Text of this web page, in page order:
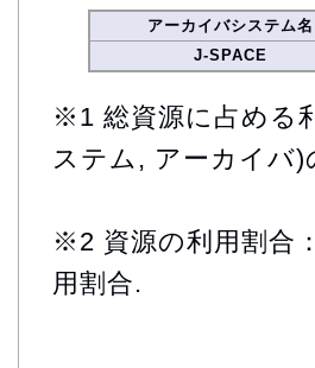
アーカイバシステム名
J-SPACE
※1 総資源に占める
ステム, アーカイバ)
※2 資源の利用割合
用割合.